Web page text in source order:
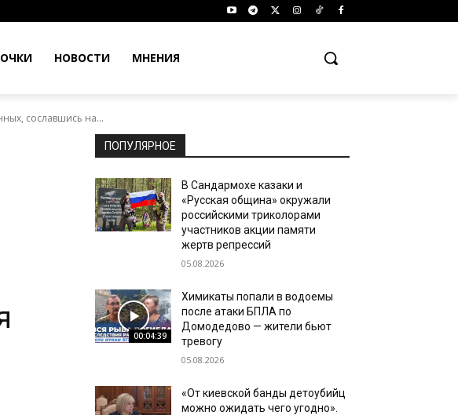
НОВОСТИ МНЕНИЯ
сославшись на...
ПОПУЛЯРНОЕ
В Сандармохе казаки и
«Русская община» окружали
российскими триколорами
участников акции памяти
жертв репрессий
05.08.2026
00:04:39
Химикаты попали в водоемы
после атаки БПЛА по
Домодедово — жители бьют
тревогу
05.08.2026
«От киевской банды детоубийц
можно ожидать чего угодно».